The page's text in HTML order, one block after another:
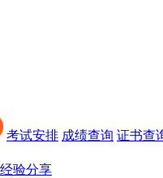
考试安排 成绩查询 证书查
经验分享